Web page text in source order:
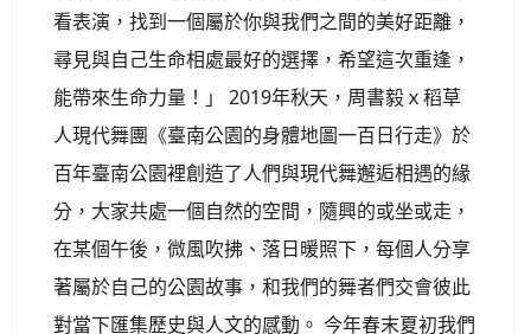
看表演，找到一個屬於你與我們之間的美好距離，
尋見與自己生命相處最好的選擇，希望這次重逢，
能帶來生命力量！」 2019年秋天，周書毅ｘ稻草
人現代舞團《臺南公園的身體地圖一百日行走》於
百年臺南公園裡創造了人們與現代舞邂逅相遇的緣
分，大家共處一個自然的空間，隨興的或坐或走，
在某個午後，微風吹拂、落日暖照下，每個人分享
著屬於自己的公園故事，和我們的舞者們交會彼此
對當下匯集歷史與人文的感動。 今年春末夏初我們